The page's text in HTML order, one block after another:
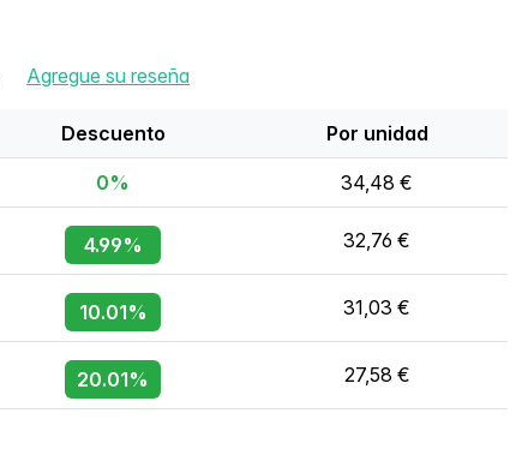
Agregue su reseña
Descuento Por unidad
0% 34,48 €
4.99% 32,76 €
10.01% 31,03 €
20.01% 27,58 €